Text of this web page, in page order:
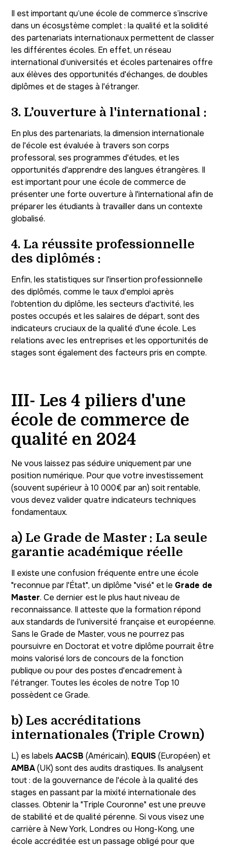
Il est important qu’une école de commerce s’inscrive
dans un écosystème complet : la qualité et la solidité
des partenariats internationaux permettent de classer
les différentes écoles. En effet, un réseau
international d’universités et écoles partenaires offre
aux élèves des opportunités d'échanges, de doubles
diplômes et de stages à l'étranger.
3. L’ouverture à l'international :
En plus des partenariats, la dimension internationale
de l'école est évaluée à travers son corps
professoral, ses programmes d'études, et les
opportunités d'apprendre des langues étrangères. Il
est important pour une école de commerce de
présenter une forte ouverture à l'international afin de
préparer les étudiants à travailler dans un contexte
globalisé.
4. La réussite professionnelle
des diplômés :
Enfin, les statistiques sur l'insertion professionnelle
des diplômés, comme le taux d'emploi après
l'obtention du diplôme, les secteurs d'activité, les
postes occupés et les salaires de départ, sont des
indicateurs cruciaux de la qualité d'une école. Les
relations avec les entreprises et les opportunités de
stages sont également des facteurs pris en compte.
III- Les 4 piliers d'une
école de commerce de
qualité en 2024
Ne vous laissez pas séduire uniquement par une
position numérique. Pour que votre investissement
(souvent supérieur à 10 000€ par an) soit rentable,
vous devez valider quatre indicateurs techniques
fondamentaux.
a) Le Grade de Master : La seule
garantie académique réelle
Il existe une confusion fréquente entre une école
"reconnue par l'État", un diplôme "visé" et le Grade de
Master. Ce dernier est le plus haut niveau de
reconnaissance. Il atteste que la formation répond
aux standards de l'université française et européenne.
Sans le Grade de Master, vous ne pourrez pas
poursuivre en Doctorat et votre diplôme pourrait être
moins valorisé lors de concours de la fonction
publique ou pour des postes d'encadrement à
l'étranger. Toutes les écoles de notre Top 10
possèdent ce Grade.
b) Les accréditations
internationales (Triple Crown)
L) es labelsAACSB (Américain), EQUIS (Européen) et
AMBA(UK) sont des audits drastiques. Ils analysent
tout : de la gouvernance de l'école à la qualité des
stages en passant par la mixité internationale des
classes. Obtenir la "Triple Couronne" est une preuve
de stabilité et de qualité pérenne. Si vous visez une
carrière à New York, Londres ou Hong-Kong, une
école accréditée est un passage obligé pour que